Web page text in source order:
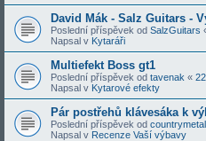
David Mák - Salz Guitars -
Poslední příspěvek od SalzGuitars
Napsal v Kytaráři
Multiefekt Boss gt1
Poslední příspěvek od tavenak «
Napsal v Kytarové efekty
Pár postřehů klávesáka k
Poslední příspěvek od
Napsal v Recenze Vaší výbavy